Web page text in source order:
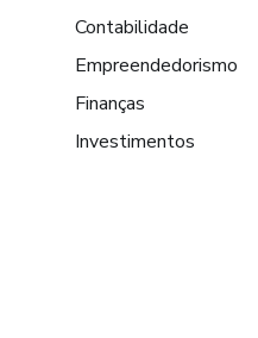
Contabilidade
Empreendedorismo
Finanças
Investimentos